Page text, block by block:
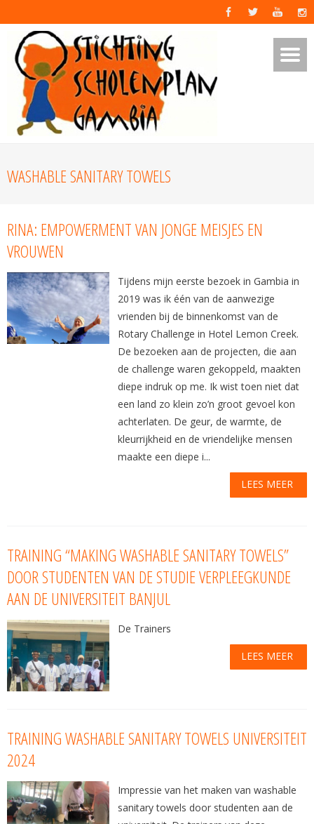
WASHABLE SANITARY TOWELS
RINA: EMPOWERMENT VAN JONGE MEISJES EN
VROUWEN
Tijdens mijn eerste bezoek in Gambia in
2019 was ik één van de aanwezige
vrienden bij de binnenkomst van de
Rotary Challenge in Hotel Lemon Creek.
De bezoeken aan de projecten, die aan
de challenge waren gekoppeld, maakten
diepe indruk op me. Ik wist toen niet dat
een land zo klein zo’n groot gevoel kon
achterlaten. De geur, de warmte, de
kleurrijkheid en de vriendelijke mensen
maakte een diepe i...
LEES MEER
TRAINING “MAKING WASHABLE SANITARY TOWELS”
DOOR STUDENTEN VAN DE STUDIE VERPLEEGKUNDE
AAN DE UNIVERSITEIT BANJUL
De Trainers
LEES MEER
TRAINING WASHABLE SANITARY TOWELS UNIVERSITEIT
2024
Impressie van het maken van washable
sanitary towels door studenten aan de